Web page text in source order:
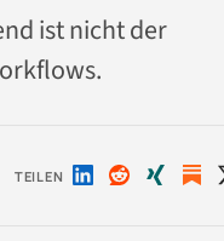
ist nicht der
TEILEN Auf Auf Auf